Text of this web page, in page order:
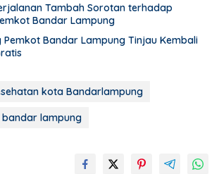
Tambah Sorotan terhadap
Bandar Lampung
Bandar Lampung Tinjau Kembali
kota Bandarlampung
lampung